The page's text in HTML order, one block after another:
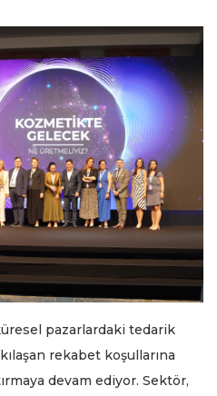
pazarlardaki tedarik
rekabet koşullarına
devam ediyor. Sektör,